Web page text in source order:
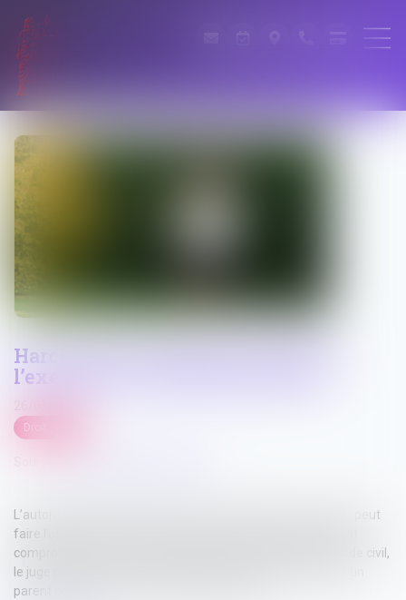
Harcèlement conjugal et retrait de
l’exercice de l’autorité parentale
Droit pénal
L’autorité parentale est exercée dans l’intérêt de l’enfant et peut
faire l’objet d’un retrait lorsque le comportement d’un parent
compromet cet intérêt. En application de l’article 378 du Code civil,
le juge pénal peut retirer l’exercice de l’autorité parentale à un
parent condamné pour certaines infractions,...